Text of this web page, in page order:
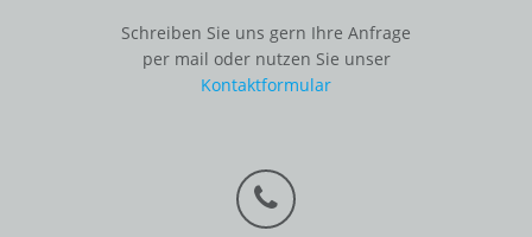
Schreiben Sie uns gern Ihre Anfrage
per mail oder nutzen Sie unser
Kontaktformular